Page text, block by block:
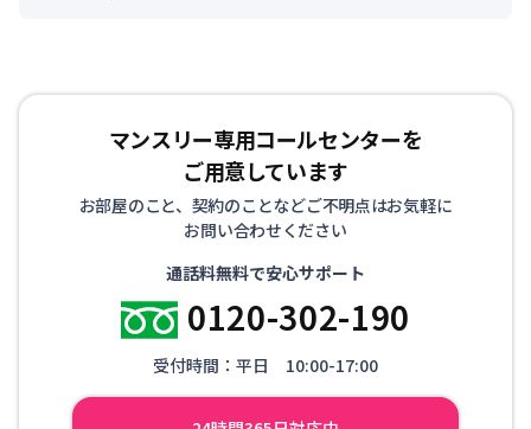
マンスリー専用コールセンターを
ご用意しています
お部屋のこと、契約のことなどご不明点はお気軽に
お問い合わせください
通話料無料で安心サポート
0120-302-190
受付時間：平日 10:00-17:00